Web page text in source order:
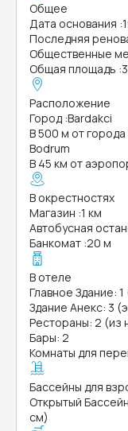
Общее
Дата основания :
Последняя
Общественные
Общая площадь :
Расположение
Город :Bardakci
В 500 м от
Bodrum
В 45 км от
В окрестностях
Магазин :1 км
Автобусная
Банкомат :20 м
В отеле
Главное Здание:
Здание Анекс: 3
Рестораны: 2 (из
Бары: 2
Комнаты для
Бассейны для
Открытый
см)